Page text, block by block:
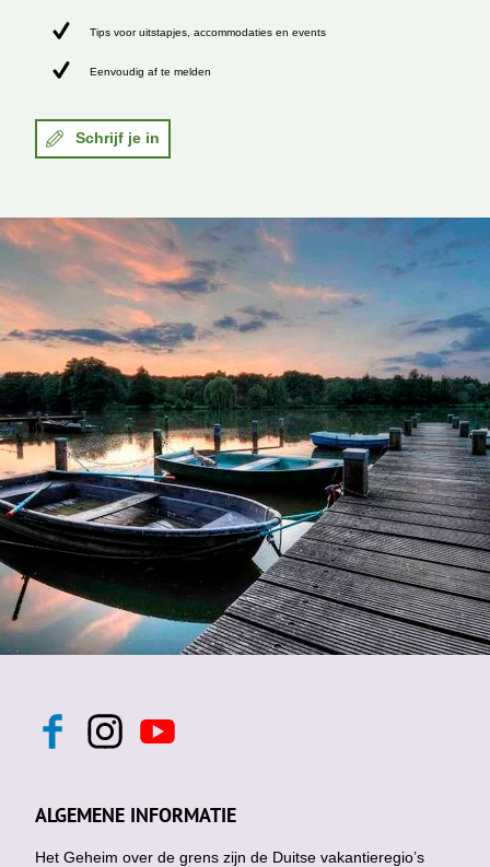
Tips voor uitstapjes, accommodaties en events
Eenvoudig af te melden
Schrijf je in
F
b
o
I
n
a
g
Y
o
u
b
ALGEMENE INFORMATIE
Het Geheim over de grens zijn de Duitse vakantieregio’s